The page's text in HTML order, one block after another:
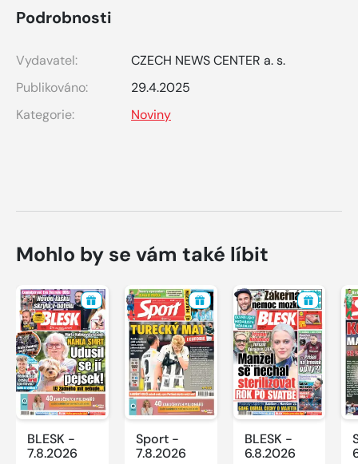
Podrobnosti
Vydavatel:
CZECH NEWS CENTER a. s.
Publikováno:
29.4.2025
Kategorie:
Noviny
Mohlo by se vám také líbit
BLESK -
7.8.2026
Sport -
7.8.2026
BLESK -
6.8.2026